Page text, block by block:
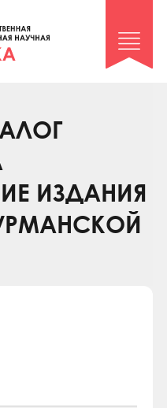
ИЗДАНИЯ